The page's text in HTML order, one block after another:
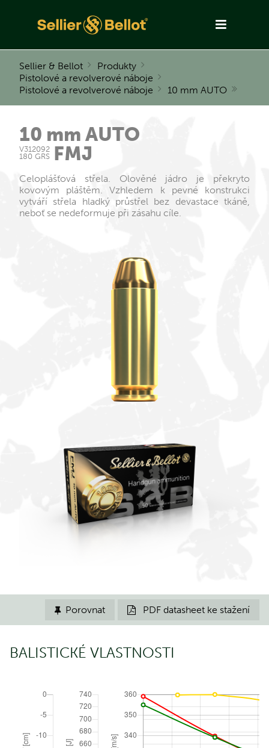
Sellier & Bellot
Produkty
Pistolové a revolverové náboje
Pistolové a revolverové náboje
10 mm AUTO
10 mm AUTO
FMJ
V312092
180 GRS
Celoplášťová střela. Olověné jádro je překryto
kovovým pláštěm. Vzhledem k pevné konstrukci
vytváří střela hladký průstřel bez devastace tkáně,
neboť se nedeformuje při zásahu cíle.
 PDF datasheet ke stažení
 Porovnat
BALISTICKÉ VLASTNOSTI